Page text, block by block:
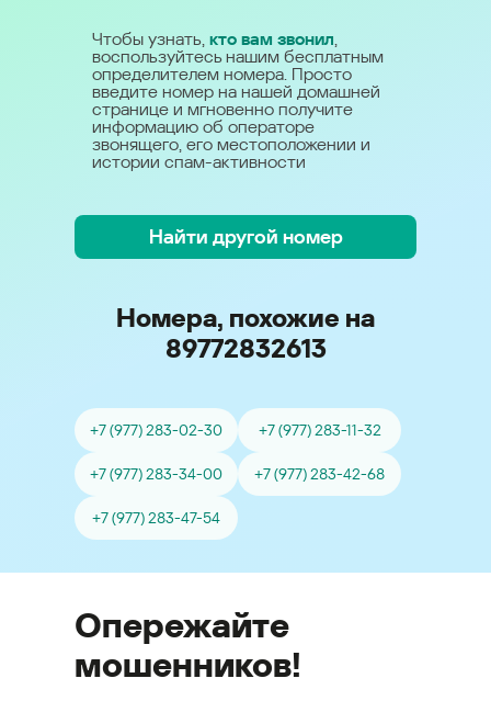
Чтобы узнать, кто вам звонил,
воспользуйтесь нашим бесплатным
определителем номера. Просто
введите номер на нашей домашней
странице и мгновенно получите
информацию об операторе
звонящего, его местоположении и
истории спам-активности
Найти другой номер
Номера, похожие на
89772832613
+7 (977) 283-02-30 +7 (977) 283-11-32
+7 (977) 283-34-00 +7 (977) 283-42-68
+7 (977) 283-47-54
Опережайте
мошенников!